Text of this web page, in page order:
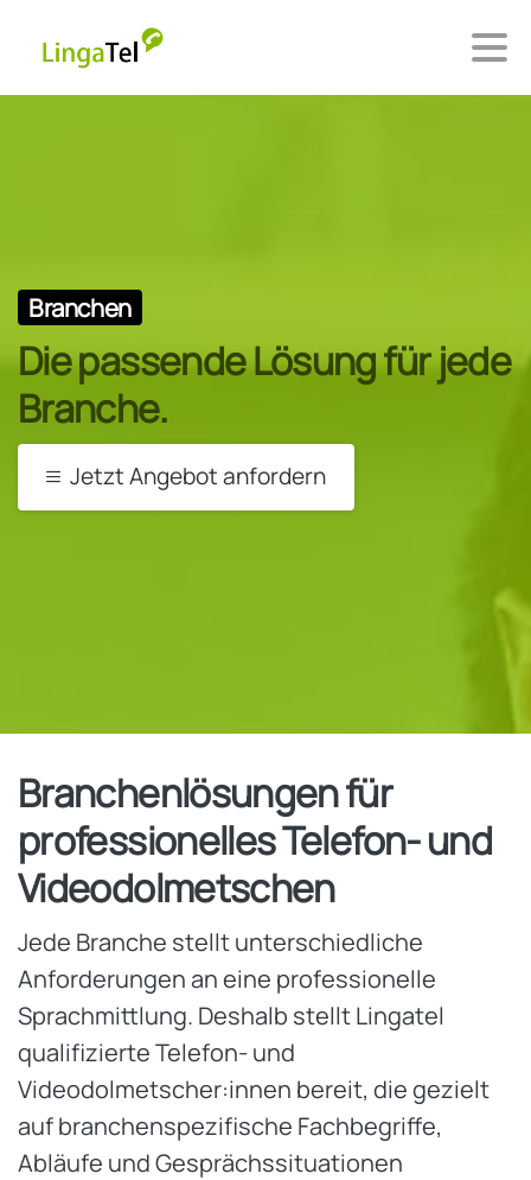
Branchen
Die passende Lösung für jede
Branche.
Jetzt Angebot anfordern
Branchenlösungen für
professionelles Telefon- und
Videodolmetschen
Jede Branche stellt unterschiedliche
Anforderungen an eine professionelle
Sprachmittlung. Deshalb stellt Lingatel
qualifizierte Telefon- und
Videodolmetscher:innen bereit, die gezielt
auf branchenspezifische Fachbegriffe,
Abläufe und Gesprächssituationen